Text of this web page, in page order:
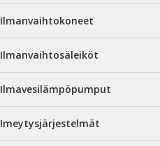
Ilmanvaihtokoneet
Ilmanvaihtosäleiköt
Ilmavesilämpöpumput
Imeytysjärjestelmät